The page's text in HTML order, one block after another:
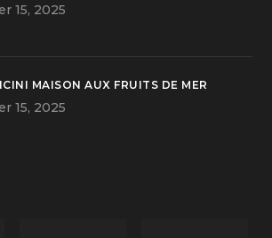
15, 2025
MAISON AUX FRUITS DE MER
15, 2025